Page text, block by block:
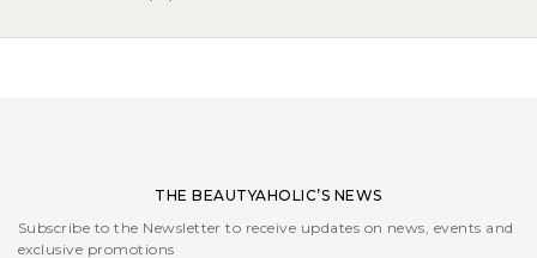
THE BEAUTYAHOLIC’S NEWS
Subscribe to the Newsletter to receive updates on news, events and
exclusive promotions